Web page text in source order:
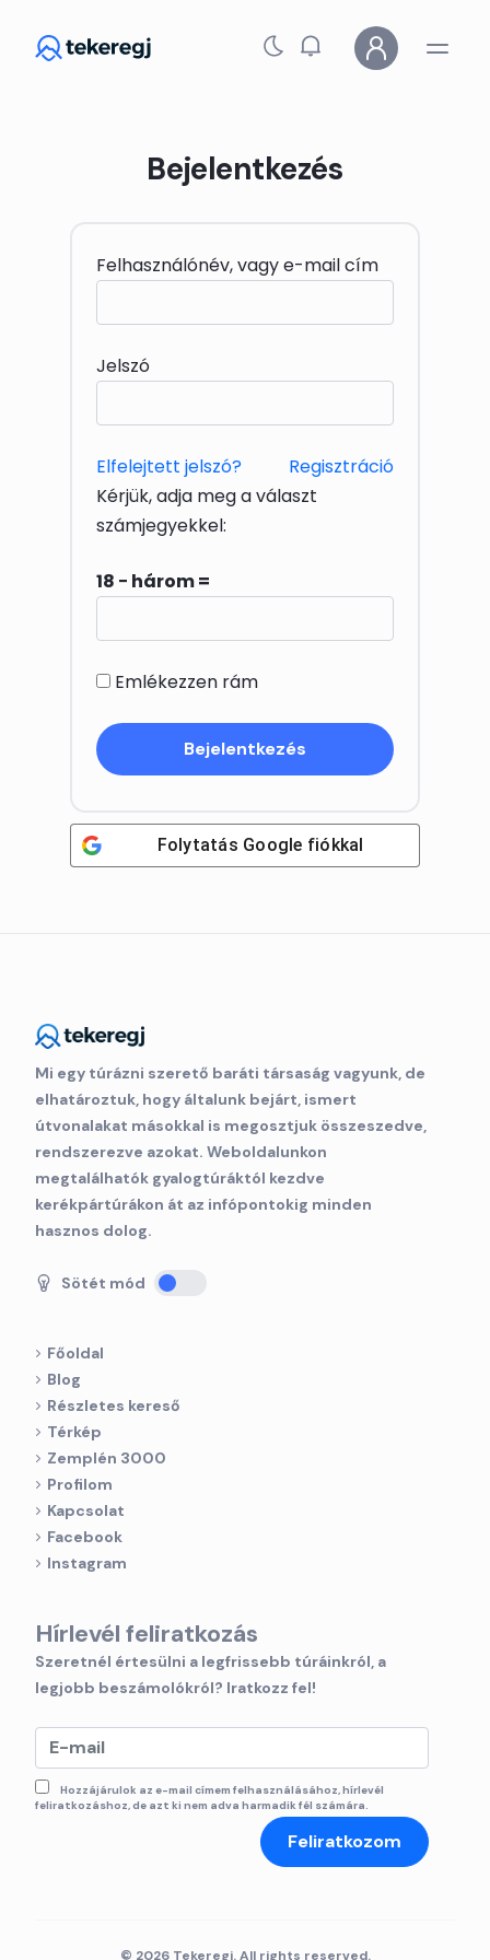
Bejelentkezés
Felhasználónév, vagy e-mail cím
Jelszó
Elfelejtett jelszó?
Regisztráció
Kérjük, adja meg a választ
számjegyekkel:
18 − három =
Emlékezzen rám
Folytatás Google fiókkal
Mi egy túrázni szerető baráti társaság vagyunk, de
elhatároztuk, hogy általunk bejárt, ismert
útvonalakat másokkal is megosztjuk összeszedve,
rendszerezve azokat. Weboldalunkon
megtalálhatók gyalogtúráktól kezdve
kerékpártúrákon át az infópontokig minden
hasznos dolog.
Sötét mód
Főoldal
Blog
Részletes kereső
Térkép
Zemplén 3000
Profilom
Kapcsolat
Facebook
Instagram
Hírlevél feliratkozás
Szeretnél értesülni a legfrissebb túráinkról, a
legjobb beszámolókról? Iratkozz fel!
Hozzájárulok az e-mail címem felhasználásához, hírlevél
feliratkozáshoz, de azt ki nem adva harmadik fél számára.
Feliratkozom
© 2026 Tekeregj. All rights reserved.